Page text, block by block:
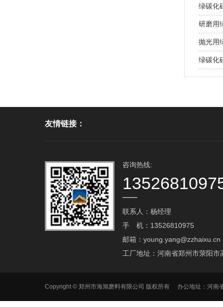
绿碳化
研磨用
抛光用
绿碳化
友情链接：
咨询热线:
联系人：杨经理
手 机：13526810975
邮箱：young.yang@zzhaixu.cn
工厂地址：河南省郑州市荥阳市
Copyright © 郑州市海旭磨料有限公司 版权所有 办公地址：河